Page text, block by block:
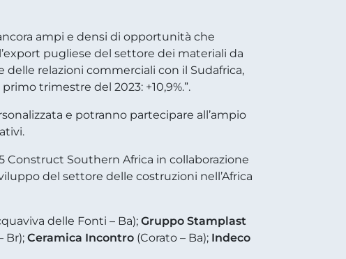
ampi e densi di opportunità che
pugliese del settore dei materiali da
relazioni commerciali con il Sudafrica,
trimestre del 2023: +10,9%.”.
e potranno partecipare all’ampio
Southern Africa in collaborazione
del settore delle costruzioni nell’Africa
delle Fonti – Ba); Gruppo Stamplast
Br); Ceramica Incontro (Corato – Ba); Indeco